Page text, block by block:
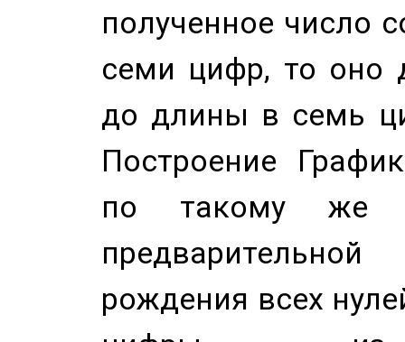
полученное число
семи цифр, то оно
до длины в семь
Построение
по такому же
рождения всех